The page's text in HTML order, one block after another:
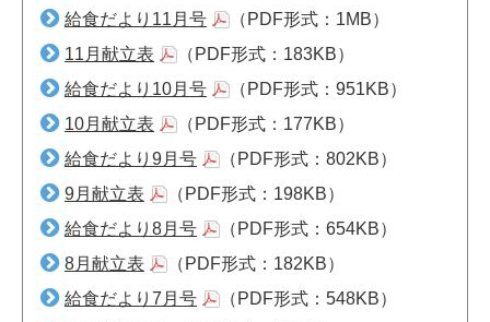
給食だより11月号
（PDF形式：1MB）
11月献立表
（PDF形式：183KB）
給食だより10月号
（PDF形式：951KB）
10月献立表
（PDF形式：177KB）
給食だより9月号
（PDF形式：802KB）
9月献立表
（PDF形式：198KB）
給食だより8月号
（PDF形式：654KB）
8月献立表
（PDF形式：182KB）
給食だより7月号
（PDF形式：548KB）